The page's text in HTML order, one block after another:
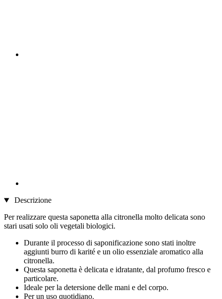
Descrizione
Per realizzare questa saponetta alla citronella molto delicata sono
stari usati solo oli vegetali biologici.
Durante il processo di saponificazione sono stati inoltre
aggiunti burro di karité e un olio essenziale aromatico alla
citronella.
Questa saponetta è delicata e idratante, dal profumo fresco e
particolare.
Ideale per la detersione delle mani e del corpo.
Per un uso quotidiano.